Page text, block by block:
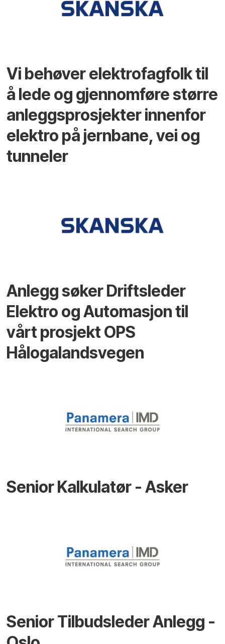
Vi behøver elektrofagfolk til
å lede og gjennomføre større
anleggsprosjekter innenfor
elektro på jernbane, vei og
tunneler
Anlegg søker Driftsleder
Elektro og Automasjon til
vårt prosjekt OPS
Hålogalandsvegen
Senior Kalkulatør - Asker
Senior Tilbudsleder Anlegg -